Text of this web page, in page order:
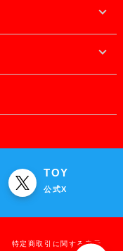
TOY
公式X
特定商取引に関する表示